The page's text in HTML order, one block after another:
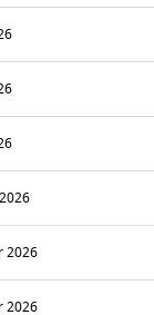
2026
2026